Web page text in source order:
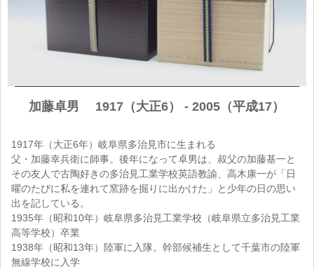
加藤卓男 1917（大正6） - 2005（平成17）
1917年（大正6年）岐阜県多治見市に生まれる
父・加藤幸兵衛に師事。後年になって卓男は、叔父の加藤基一と
その友人で古陶好きの多治見工業学校英語教諭、高木康一が「日
曜のたびに私を連れて窯跡を掘りに出かけた」と少年の日の思い
出を記している。
1935年（昭和10年）岐阜県多治見工業学校（岐阜県立多治見工業
高等学校）卒業
1938年（昭和13年）陸軍に入隊。幹部候補生として千葉市の陸軍
無線学校に入学